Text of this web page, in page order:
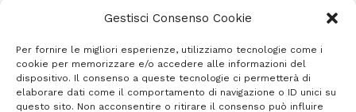
Gestisci Consenso Cookie
Per fornire le migliori esperienze, utilizziamo tecnologie come i
cookie per memorizzare e/o accedere alle informazioni del
dispositivo. Il consenso a queste tecnologie ci permetterà di
elaborare dati come il comportamento di navigazione o ID unici su
questo sito. Non acconsentire o ritirare il consenso può influire
della provincia iblea, 23 stranieri espulsi
6 AGOSTO 2026
Ragusa piange la scomparsa di Giuseppe